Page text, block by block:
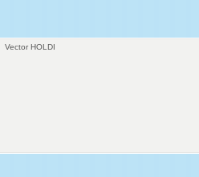
Vector HOLDI